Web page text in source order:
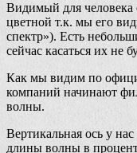
Видимый для человека
цветной т.к. мы его
спектр»). Есть
сейчас касаться их не
Как мы видим по
компаний начинают
волны.
Вертикальная ось у
длины волны в